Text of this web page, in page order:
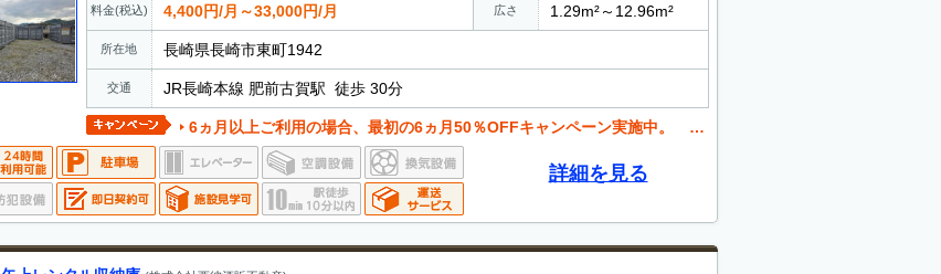
料金(税込) 4,400円/月～33,000円/月 広さ 1.29m²～12.96m²
所在地 長崎県長崎市東町1942
交通 JR長崎本線 肥前古賀駅 徒歩 30分
6ヵ月以上ご利用の場合、最初の6ヵ月50％OFFキャンペーン実施中。 （管理費、事務手数料無料）
詳細を見る